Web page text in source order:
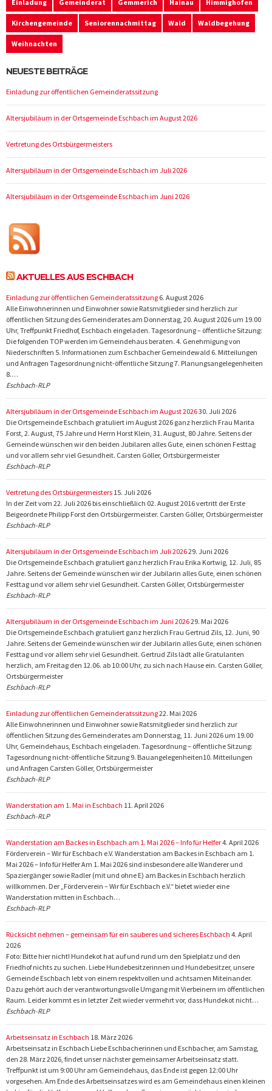
Einladung Gemeinderat Gemmerich Hainau Himmighofen
Kirchengemeinde Seniorennachmittag Wald Waldbegehung
Weihnachten
NEUESTE BEITRÄGE
Einladung zur öffentlichen Gemeinderatssitzung
Altersjubiläum in der Ortsgemeinde Eschbach im August 2026
Vertretung des Ortsbürgermeisters
Altersjubiläum in der Ortsgemeinde Eschbach im Juli 2026
Altersjubiläum in der Ortsgemeinde Eschbach im Juni 2026
AKTUELLES AUS ESCHBACH
Einladung zur öffentlichen Gemeinderatssitzung 6. August 2026
Alle Einwohnerinnen und Einwohner sowie Ratsmitglieder sind herzlich zur
öffentlichen Sitzung des Gemeinderates am Donnerstag, 20. August 2026 um 19.00
Uhr, Treffpunkt Friedhof, Eschbach eingeladen. Tagesordnung – öffentliche Sitzung:
Die folgenden TOP werden im Gemeindehaus beraten. 4. Genehmigung von
Niederschriften 5. Informationen zum Eschbacher Gemeindewald 6. Mitteilungen
und Anfragen Tagesordnung nicht-öffentliche Sitzung 7. Planungsangelegenheiten
8.…
Eschbach-RLP
Altersjubiläum in der Ortsgemeinde Eschbach im August 202630. Juli 2026
Die Ortsgemeinde Eschbach gratuliert im August 2026 ganz herzlich Frau Marita
Forst, 2. August, 75 Jahre und Herrn Horst Klein, 31. August, 80 Jahre. Seitens der
Gemeinde wünschen wir den beiden Jubilaren alles Gute, einen schönen Festtag
und vor allem sehr viel Gesundheit. Carsten Göller, Ortsbürgermeister
Eschbach-RLP
Vertretung des Ortsbürgermeisters 15. Juli 2026
In der Zeit vom 22. Juli 2026 bis einschließlich 02. August 2016 vertritt der Erste
Beigeordnete Philipp Forst den Ortsbürgermeister. Carsten Göller, Ortsbürgermeister
Eschbach-RLP
Altersjubiläum in der Ortsgemeinde Eschbach im Juli 202629. Juni 2026
Die Ortsgemeinde Eschbach gratuliert ganz herzlich Frau Erika Kortwig, 12. Juli, 85
Jahre. Seitens der Gemeinde wünschen wir der Jubilarin alles Gute, einen schönen
Festtag und vor allem sehr viel Gesundheit. Carsten Göller, Ortsbürgermeister
Eschbach-RLP
Altersjubiläum in der Ortsgemeinde Eschbach im Juni 202629. Mai 2026
Die Ortsgemeinde Eschbach gratuliert ganz herzlich Frau Gertrud Zils, 12. Juni, 90
Jahre. Seitens der Gemeinde wünschen wir der Jubilarin alles Gute, einen schönen
Festtag und vor allem sehr viel Gesundheit. Gertrud Zils lädt alle Gratulanten
herzlich, am Freitag den 12.06. ab 10:00 Uhr, zu sich nach Hause ein. Carsten Göller,
Ortsbürgermeister
Eschbach-RLP
Einladung zur öffentlichen Gemeinderatssitzung22. Mai 2026
Alle Einwohnerinnen und Einwohner sowie Ratsmitglieder sind herzlich zur
öffentlichen Sitzung des Gemeinderates am Donnerstag, 11. Juni 2026 um 19.00
Uhr, Gemeindehaus, Eschbach eingeladen. Tagesordnung – öffentliche Sitzung:
Tagesordnung nicht-öffentliche Sitzung 9. Bauangelegenheiten10. Mitteilungen
und Anfragen Carsten Göller, Ortsbürgermeister
Eschbach-RLP
Wanderstation am 1. Mai in Eschbach 11. April 2026
Eschbach-RLP
Wanderstation am Backes in Eschbach am 1. Mai 2026 – Info für Helfer4. April 2026
Förderverein – Wir für Eschbach e.V. Wanderstation am Backes in Eschbach am 1.
Mai 2026 – Info für Helfer Am 1. Mai 2026 sind insbesondere alle Wanderer und
Spaziergänger sowie Radler (mit und ohne E) am Backes in Eschbach herzlich
willkommen. Der „Förderverein – Wir für Eschbach e.V.“ bietet wieder eine
Wanderstation mitten in Eschbach…
Eschbach-RLP
Rücksicht nehmen – gemeinsam für ein sauberes und sicheres Eschbach 4. April
2026
Foto: Bitte hier nicht! Hundekot hat auf und rund um den Spielplatz und den
Friedhof nichts zu suchen. Liebe Hundebesitzerinnen und Hundebesitzer, unsere
Gemeinde Eschbach lebt von einem respektvollen und achtsamen Miteinander.
Dazu gehört auch der verantwortungsvolle Umgang mit Vierbeinern im öffentlichen
Raum. Leider kommt es in letzter Zeit wieder vermehrt vor, dass Hundekot nicht…
Eschbach-RLP
Arbeitseinsatz in Eschbach 18. März 2026
Arbeitseinsatz in Eschbach Liebe Eschbacherinnen und Eschbacher, am Samstag,
den 28. März 2026, findet unser nächster gemeinsamer Arbeitseinsatz statt.
Treffpunkt ist um 9:00 Uhr am Gemeindehaus, das Ende ist gegen 12:00 Uhr
vorgesehen. Am Ende des Arbeitseinsatzes wird es am Gemeindehaus einen kleinen